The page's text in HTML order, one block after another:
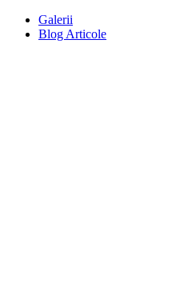
Galerii
Blog Articole